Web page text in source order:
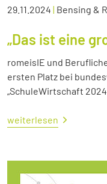
29.11.2024 | Bensing &
„Das ist eine
romeisIE und
ersten Platz bei
„SchuleWirtschaft 2024
weiterlesen